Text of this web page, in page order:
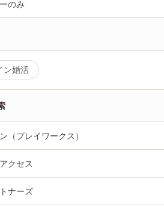
のみ
ン婚活
（プレイワークス）
クセス
ナーズ